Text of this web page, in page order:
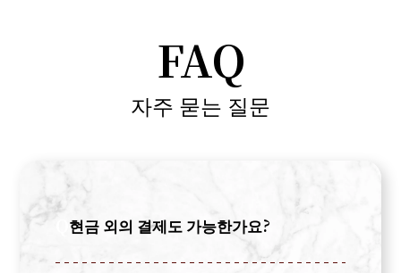
FAQ
자주 묻는 질문
현금 외의 결제도 가능한가요?